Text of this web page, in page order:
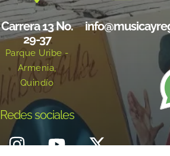
Carrera 13 No.
29-37
Parque Uribe -
Armenia,
Quindío
Redes sociales